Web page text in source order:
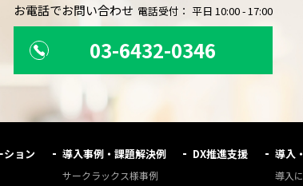
お電話でお問い合わせ 電話受付： 平日 10:00 - 17:00
03-6432-0346
ション 導入事例・課題解決例
サークラックス様事例
DX推進支援 導入
導入